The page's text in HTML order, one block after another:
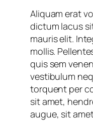
Aliquam erat
dictum lacus
mauris elit.
mollis.
quis sem
vestibulum
torquent per
sit amet,
augue, sit